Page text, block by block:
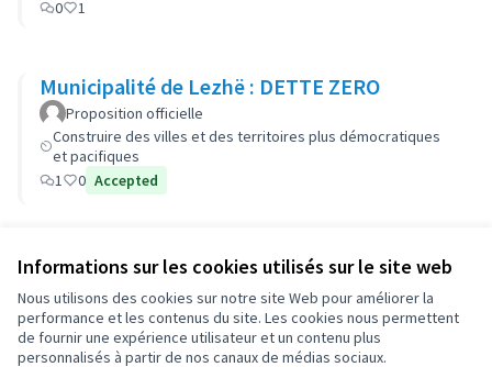
Informations sur les cookies utilisés sur le site web
Nous utilisons des cookies sur notre site Web pour améliorer la
performance et les contenus du site. Les cookies nous permettent
de fournir une expérience utilisateur et un contenu plus
personnalisés à partir de nos canaux de médias sociaux.
0
1
Municipalité de Lezhë : DETTE ZERO
Proposition officielle
Construire des villes et des territoires plus démocratiques
et pacifiques
1
0 Accepted
Conditions d'utilisation
Paramètres des cookies
OIDP sur X
(Lien externe)
OIDP sur Facebook
(Lien externe)
OIDP sur YouTube
(Lien externe)
Français
Choose languageChoisir la langueElegir el idioma